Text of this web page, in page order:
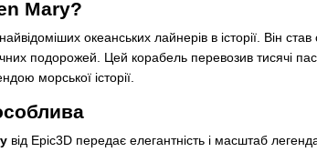
Mary?
океанських лайнерів в історії. Він
подорожей. Цей корабель перевозив тисячі
морської історії.
від Epic3D передає елегантність і масштаб